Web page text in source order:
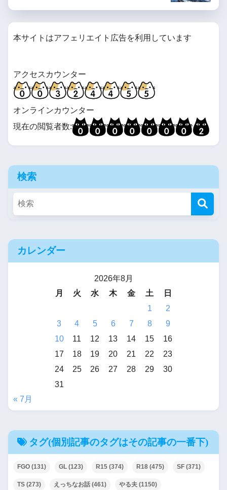
本サイトはアフェリエイト広告を利用しています
アクセスカウンター
オンラインカウンター
現在の閲覧者数:
検索
カレンダー
2026年8月
月
火 水 木 金 土
日
1
2
3
4 5 6 7 8
9
10
11 12 13 14 15
16
17
18 19 20 21 22
23
24
25 26 27 28 29
30
31
« 7月
タグ(個別記事のタグはその記事の一番下)
FGO (131) GL (123) R15 (374) R18 (475) SF (371)
TS (273) えっちなお話 (461) やる夫 (1150)